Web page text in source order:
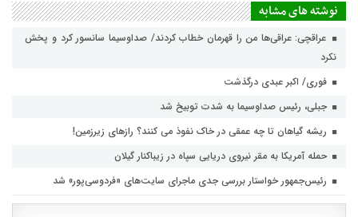
نوشته های مشابه
عراقچی: عراقی‌ها من را قهرمان خطاب کردند/ صداوسیما سانسور کرد و پخش
نکرد
فوری/ اکبر عبدی درگذشت
جبلی، رئیس صداوسیما به شدت توبیخ شد
ریشه گیاهان تا چه عمقی در خاک نفوذ می کنند؟ رازهای زیرزمین!
حمله آمریکا به مقر نیروی دریایی سپاه در زیباکنار گیلان
رئیس‌جمهور خواستار بررسی جدی ماجرای سایت‌های «فردوسی‌پور» شد